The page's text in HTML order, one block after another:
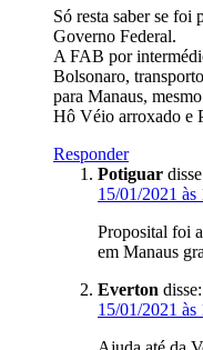
Só resta saber se foi
Governo Federal.
A FAB por
Bolsonaro,
para Manaus,
Hô Véio arroxado e
Responder
Potiguar
15/01/2021 às
Proposital foi
em Manaus
Everton disse:
15/01/2021 às